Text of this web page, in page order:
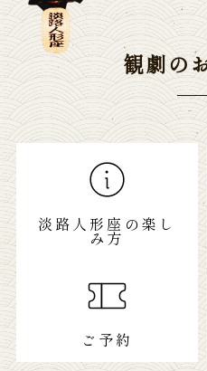
観劇の
淡路人形座の楽し
み方
ご予約